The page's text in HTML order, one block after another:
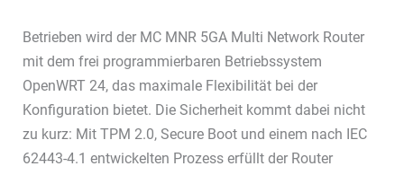
Betrieben wird der MC MNR 5GA Multi Network Router
mit dem frei programmierbaren Betriebssystem
OpenWRT 24, das maximale Flexibilität bei der
Konfiguration bietet. Die Sicherheit kommt dabei nicht
zu kurz: Mit TPM 2.0, Secure Boot und einem nach IEC
62443-4.1 entwickelten Prozess erfüllt der Router